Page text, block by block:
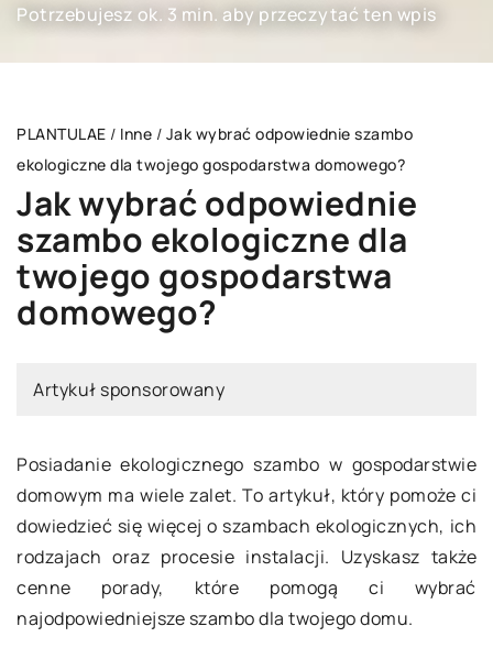
Potrzebujesz ok. 3 min. aby przeczytać ten wpis
PLANTULAE / Inne / Jak wybrać odpowiednie szambo
ekologiczne dla twojego gospodarstwa domowego?
Jak wybrać odpowiednie
szambo ekologiczne dla
twojego gospodarstwa
domowego?
Artykuł sponsorowany
Posiadanie ekologicznego szambo w gospodarstwie
domowym ma wiele zalet. To artykuł, który pomoże ci
dowiedzieć się więcej o szambach ekologicznych, ich
rodzajach oraz procesie instalacji. Uzyskasz także
cenne porady, które pomogą ci wybrać
najodpowiedniejsze szambo dla twojego domu.